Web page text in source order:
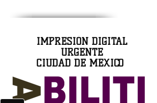
IMPRESIÓN DIGITAL
URGENTE
CIUDAD DE MÉXICO